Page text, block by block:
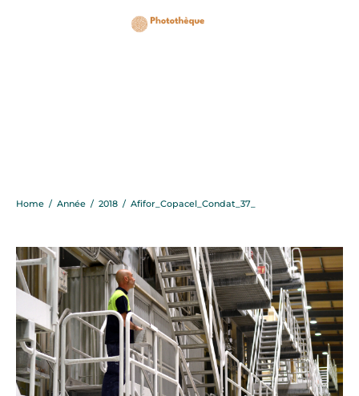
Home / Année / 2018 / Afifor_Copacel_Condat_37_